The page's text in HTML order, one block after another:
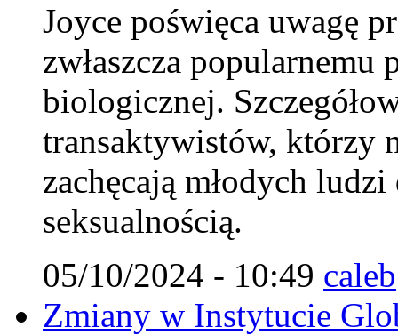
Joyce poświęca uwagę
zwłaszcza
biologicznej.
transaktywistów, którzy
zachęcają młodych
seksualnością.
05/10/2024 - 10:49 caleb
Zmiany w Instytucie